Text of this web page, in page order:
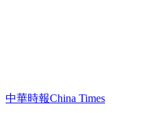
中華時報China Times